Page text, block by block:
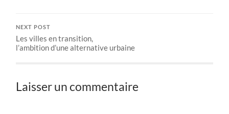
NEXT POST
Les villes en transition,
l’ambition d’une alternative urbaine
Laisser un commentaire